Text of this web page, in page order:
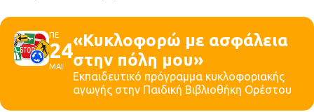
ΠΕ
24
ΜΑΙ
«Κυκλοφορώ με ασφάλεια
στην πόλη μου»
Εκπαιδευτικό πρόγραμμα κυκλοφοριακής
αγωγής στην Παιδική Βιβλιοθήκη Ορέστου